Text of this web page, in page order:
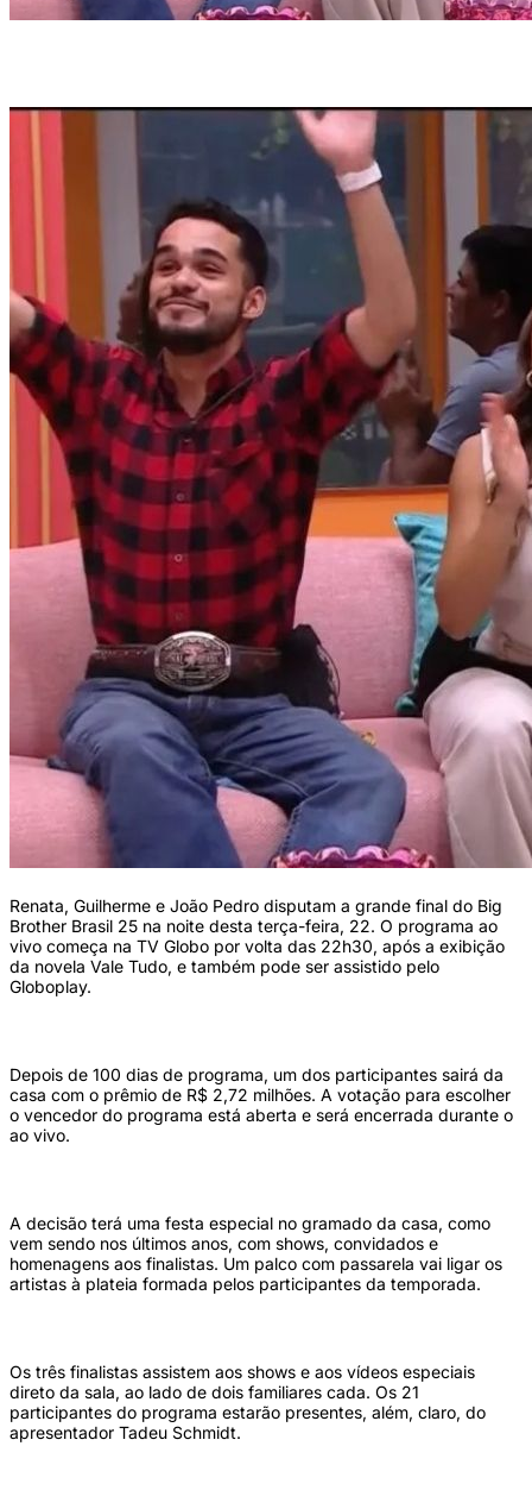
Renata, Guilherme e João Pedro disputam a grande final do Big
Brother Brasil 25 na noite desta terça-feira, 22. O programa ao
vivo começa na TV Globo por volta das 22h30, após a exibição
da novela Vale Tudo, e também pode ser assistido pelo
Globoplay.
Depois de 100 dias de programa, um dos participantes sairá da
casa com o prêmio de R$ 2,72 milhões. A votação para escolher
o vencedor do programa está aberta e será encerrada durante o
ao vivo.
A decisão terá uma festa especial no gramado da casa, como
vem sendo nos últimos anos, com shows, convidados e
homenagens aos finalistas. Um palco com passarela vai ligar os
artistas à plateia formada pelos participantes da temporada.
Os três finalistas assistem aos shows e aos vídeos especiais
direto da sala, ao lado de dois familiares cada. Os 21
participantes do programa estarão presentes, além, claro, do
apresentador Tadeu Schmidt.